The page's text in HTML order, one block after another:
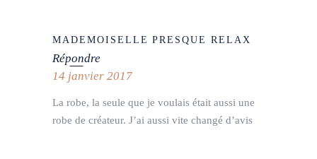
MADEMOISELLE PRESQUE RELAX
Répondre
14 janvier 2017
La robe, la seule que je voulais était aussi une
robe de créateur. J’ai aussi vite changé d’avis